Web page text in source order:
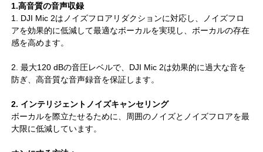
1.高音質の音声収録
1. DJI Mic 2はノイズフロアリダクションに対応し、ノイズフロ
アを効果的に低減して最適なボーカルを実現し、ボーカルの存在
感を高めます。
2. 最大120 dBの音圧レベルで、DJI Mic 2は効果的に過大な音を
防ぎ、高音質な音声録音を保証します。
2. インテリジェントノイズキャンセリング
ボーカルを際立たせるために、周囲のノイズとノイズフロアを最
大限に低減しています。